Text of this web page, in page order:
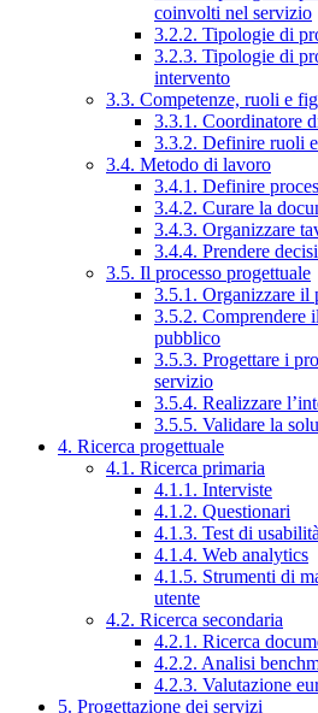
coinvolti nel servizio
3.2.2. Tipologie di
3.2.3. Tipologie di
intervento
3.3. Competenze, ruoli e
3.3.1. Coordinatore
3.3.2. Definire ruoli
3.4. Metodo di lavoro
3.4.1. Definire
3.4.2. Curare la
3.4.3. Organizzare
3.4.4. Prendere
3.5. Il processo progettuale
3.5.1. Organizzare il
3.5.2. Comprendere
pubblico
3.5.3. Progettare i
servizio
3.5.4. Realizzare
3.5.5. Validare la
4. Ricerca progettuale
4.1. Ricerca primaria
4.1.1. Interviste
4.1.2. Questionari
4.1.3. Test di usabilità
4.1.4. Web analytics
4.1.5. Strumenti di
utente
4.2. Ricerca secondaria
4.2.1. Ricerca
4.2.2. Analisi
4.2.3. Valutazione
5. Progettazione dei servizi